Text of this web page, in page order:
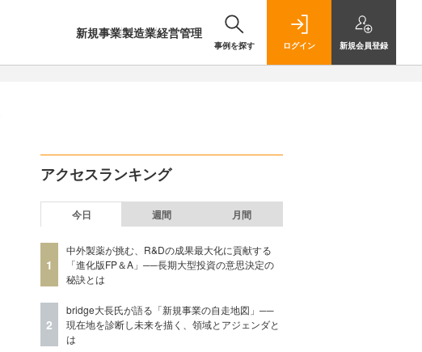
新規事業製造業経営管理
事例を探す ログイン 新規会員登録
アクセスランキング
今日 週間 月間
1
中外製薬が挑む、R&Dの成果最大化に貢献する
「進化版FP＆A」──長期大型投資の意思決定の
秘訣とは
2
bridge大長氏が語る「新規事業の自走地図」──
現在地を診断し未来を描く、領域とアジェンダと
は